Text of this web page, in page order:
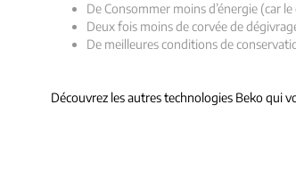
De Consommer moins d’énergie (car
Deux fois moins de corvée de
De meilleures conditions de
Découvrez les autres technologies Beko qui